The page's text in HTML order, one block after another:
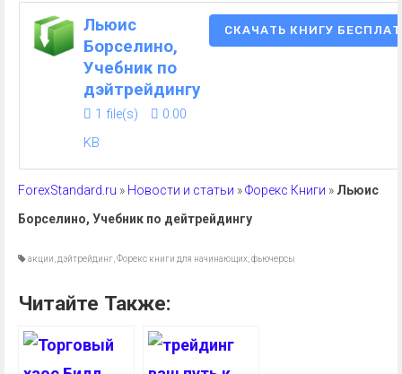
Льюис
Борселино,
Учебник по
дэйтрейдингу
1 file(s)
0.00
KB
СКАЧАТЬ КНИГУ
ForexStandard.ru » Новости и статьи »Форекс Книги » Льюис
Борселино, Учебник по дейтрейдингу
акции дэйтрейдинг Форекс книги для начинающих фьючерсы
Читайте Также: